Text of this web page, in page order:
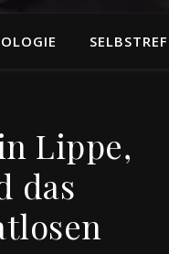
Lippe,
das